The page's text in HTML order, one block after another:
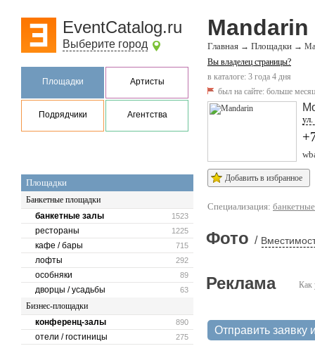
EventCatalog.ru
Выберите город
Площадки Артисты
Подрядчики Агентства
Площадки
Банкетные площадки
1523
банкетные залы
1225
рестораны
715
кафе / бары
292
лофты
89
особняки
63
дворцы / усадьбы
Бизнес-площадки
890
конференц-залы
275
отели / гостиницы
Mandarin
Главная → Площадки →
Вы владелец страницы?
в каталоге: 3 года 4 дня
был на сайте: больше
Добавить в избранное
Специализация:
Фото /
Как
Реклама
Отправить заявку